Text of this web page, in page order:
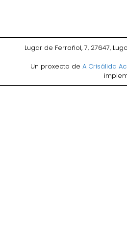
Lugar de Ferrañol, 7, 27647,
Un proxecto de A Crisálida